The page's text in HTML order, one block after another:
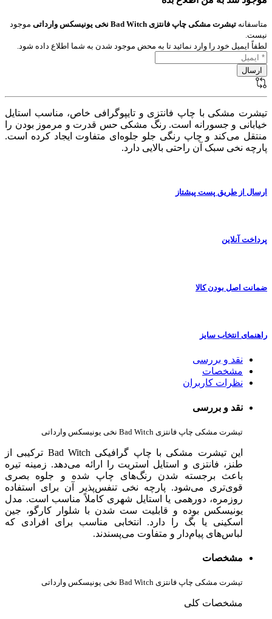
متاسفانه تیشرت مشکی چاپ فانتزی Bad Witch نخی یونیسکس وارداتی
موجود
نیست.
لطفاً ایمیل خود را وارد نمائید تا به محض موجود شدن به شما اطلاع داده شود.
تیشرت مشکی با چاپ فانتزی و تایپوگرافی خاص، مناسب استایل
خیابانی و جسورانه است. رنگ مشکی حس قدرت و مرموز بودن را
منتقل می‌کند و چاپ رنگی جلو جلوه‌ای متفاوت ایجاد کرده است.
پارچه نخی سبک آن راحتی بالایی دارد.
ارسال از طریق پست پیشتاز
پرداخت آنلاین
ضمانت اصل بودن کالا
راهنمای انتخاب سایز
نقد و بررسی
مشخصات
نظرات کاربران
نقد و بررسی
تیشرت مشکی چاپ فانتزی Bad Witch نخی یونیسکس وارداتی
این تیشرت مشکی با چاپ گرافیکی Bad Witch ترکیبی از
طنز، فانتزی و استایل استریت را ارائه می‌دهد. زمینه تیره
باعث برجسته شدن رنگ‌های چاپ شده و جلوه بصری
قوی‌تری می‌شود. پارچه نخی تنفس‌پذیر آن برای استفاده
روزمره، دورهمی یا استایل شهری کاملاً مناسب است. مدل
یونیسکس بوده و قابلیت ست شدن با شلوار کارگو، جین
اسکینی یا بگ را دارد. انتخابی مناسب برای افرادی که
لباس‌های پیام‌دار و متفاوت می‌پسندند.
مشخصات
تیشرت مشکی چاپ فانتزی Bad Witch نخی یونیسکس وارداتی
مشخصات کلی